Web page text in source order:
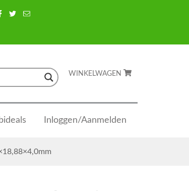
WINKELWAGEN
Inloggen/Aanmelden